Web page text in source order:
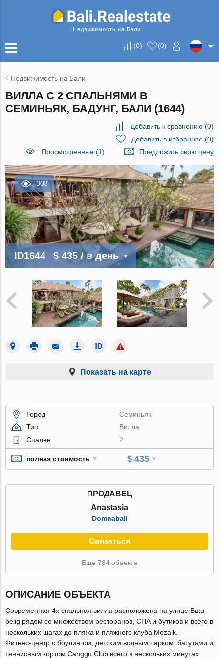
Недвижимость на Бали
(0) (0)
Недвижимость на Бали
ВИЛЛА С 2 СПАЛЬНЯМИ В
СЕМИНЬЯК, БАДУНГ, БАЛИ (1644)
Добавить к сравнению (0)
Добавить в избранное(0)
Просмотренные (1)
Предложить свою цену
303
ID1644 $ 435/ в день
Показать на карте
Город
Семиньяк
Тип
Вилла
Спален
2
полная стоимость $ 435
ПРОДАВЕЦ
Anastasia
Domnabali
Связаться
Ещё 784 объекта
ОПИСАНИЕ ОБЪЕКТА
Современная 4х спальная вилла расположена на улице Batu
belig рядом со множеством ресторанов, СПА и бутиков и всего в
нескольких шагах до пляжа и пляжного клуба Mozaik.
Фитнес-центр с боулингом, детским водным парком, батутами и
теннисным кортом Canggu Club всего в нескольких минутах